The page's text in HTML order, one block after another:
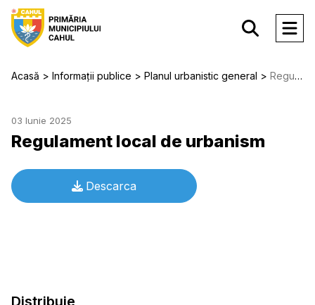
Acasă Informații publice Planul urbanistic general Regulament local de urbanism
03 Iunie 2025
Regulament local de urbanism
Descarca
Distribuie